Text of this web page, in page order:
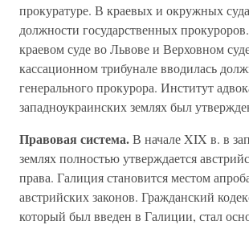
прокуратуре. В краевых и окружных
должности государственных
краевом суде во Львове и Верховном
кассационном трибунале вводилась
генерального прокурора. Институт
западноукраинских землях был
Правовая система.В начале XIX в. в
землях полностью утверждается
права. Галиция становится местом
австрийских законов. Гражданский
который был введен в Галиции, стал